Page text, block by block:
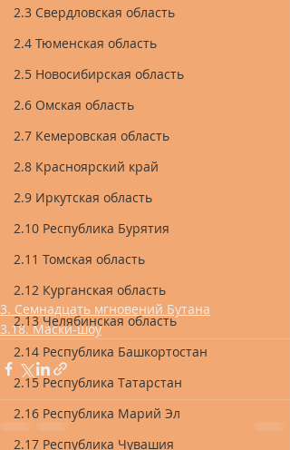
2.3 Свердловская область
2.4 Тюменская область
2.5 Новосибирская область
2.6 Омская область
2.7 Кемеровская область
2.8 Красноярский край
2.9 Иркутская область
2.10 Республика Бурятия
2.11 Томская область
2.12 Курганская область
2.13 Челябинская область
2.14 Республика Башкортостан
2.15 Республика Татарстан
2.16 Республика Марий Эл
2.17 Республика Чувашия
3. Семнадцать мгновений Бутана
3.18. Маски-шоу